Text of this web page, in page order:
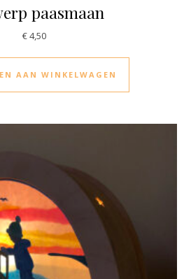
paasmaan
€4,50
AAN WINKELWAGEN